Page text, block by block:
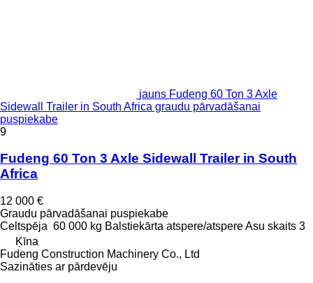
jauns Fudeng 60 Ton 3 Axle
Sidewall Trailer in South Africa graudu pārvadāšanai
puspiekabe
9
Fudeng 60 Ton 3 Axle Sidewall Trailer in South
Africa
12 000 €
Graudu pārvadāšanai puspiekabe
Celtspēja 60 000 kg Balstiekārta atspere/atspereAsu skaits 3
Ķīna
Fudeng Construction Machinery Co., Ltd
Sazināties ar pārdevēju